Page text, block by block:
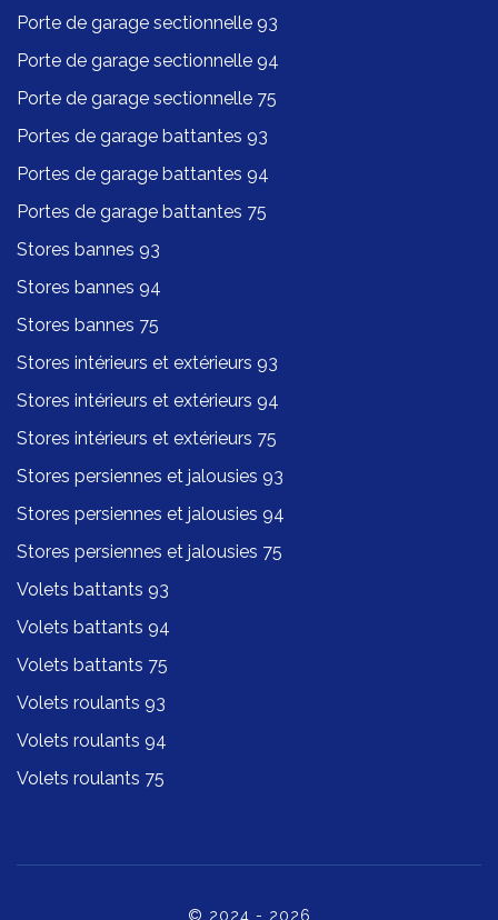
Porte de garage sectionnelle 93
Porte de garage sectionnelle 94
Porte de garage sectionnelle 75
Portes de garage battantes 93
Portes de garage battantes 94
Portes de garage battantes 75
Stores bannes 93
Stores bannes 94
Stores bannes 75
Stores intérieurs et extérieurs 93
Stores intérieurs et extérieurs 94
Stores intérieurs et extérieurs 75
Stores persiennes et jalousies 93
Stores persiennes et jalousies 94
Stores persiennes et jalousies 75
Volets battants 93
Volets battants 94
Volets battants 75
Volets roulants 93
Volets roulants 94
Volets roulants 75
© 2024 - 2026